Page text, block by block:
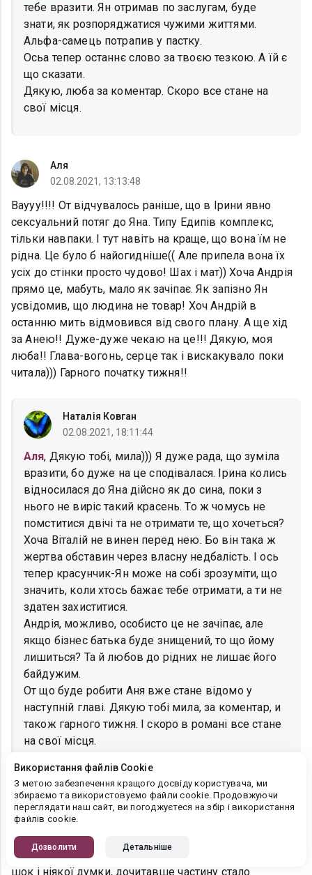
тебе вразити. Ян отримав по заслугам, буде
знати, як розпоряджатися чужими життями.
Альфа-самець потрапив у пастку.
Осьа тепер останнє слово за твоєю тезкою. А їй є
що сказати.
Дякую, люба за коментар. Скоро все стане на
свої місця.
Аля
02.08.2021, 13:13:48
Ваууу!!!! От відчувалось раніше, що в Ірини явно
сексуальний потяг до Яна. Типу Едипів комплекс,
тільки навпаки. І тут навіть на краще, що вона їм не
рідна. Це було б найогидніше(( Але припела вона їх
усіх до стінки просто чудово! Шах і мат)) Хоча Андрія
прямо це, мабуть, мало як зачіпає. Як запізно Ян
усвідомив, що людина не товар! Хоч Андрій в
останню мить відмовився від свого плану. А ще хід
за Анею!! Дуже-дуже чекаю на це!!! Дякую, моя
люба!! Глава-вогонь, серце так і вискакувало поки
читала))) Гарного початку тижня!!
Наталія Ковган
02.08.2021, 18:11:44
Аля, Дякую тобі, мила))) Я дуже рада, що зуміла
вразити, бо дуже на це сподівалася. Ірина колись
відносилася до Яна дійсно як до сина, поки з
нього не виріс такий красень. То ж чомусь не
помститися двічі та не отримати те, що хочеться?
Хоча Віталій не винен перед нею. Бо він така ж
жертва обставин через власну недбалість. І ось
тепер красунчик-Ян може на собі зрозуміти, що
значить, коли хтось бажає тебе отримати, а ти не
здатен захиститися.
Андрія, можливо, особисто це не зачіпає, але
якщо бізнес батька буде знищений, то що йому
лишиться? Та й любов до рідних не лишає його
байдужим.
От що буде робити Аня вже стане відомо у
наступній главі. Дякую тобі мила, за коментар, и
також гарного тижня. І скоро в романі все стане
на свої місця.
Valentina Daleka
02.08.2021, 12:36:26
Доброго дня!!! Дякую порадували продовженням))
коли почала читати " Сімейні таємниці" просто був
шок і ніякої думки, дочитавше частину стало
Використання файлів Cookie
З метою забезпечення кращого досвіду користувача, ми
збираємо та використовуємо файли cookie. Продовжуючи
переглядати наш сайт, ви погоджуєтеся на збір і використання
файлів cookie.
Дозволити Детальніше